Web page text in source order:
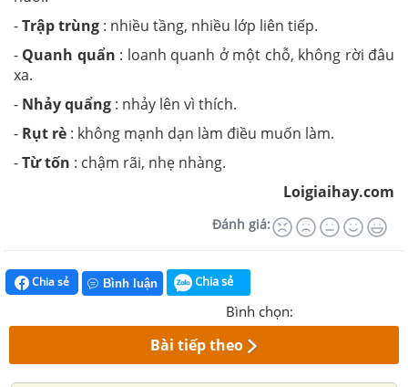
-Trập trùng : nhiều tầng, nhiều lớp liên tiếp.
- Quanh quẩn : loanh quanh ở một chỗ, không rời đâu
xa.
- Nhảy quẩng : nhảy lên vì thích.
- Rụt rè : không mạnh dạn làm điều muốn làm.
-Từ tốn : chậm rãi, nhẹ nhàng.
Loigiaihay.com
Đánh giá:
Chia sẻ Bình luận Chia sẻ
Bình chọn:
Bài tiếp theo